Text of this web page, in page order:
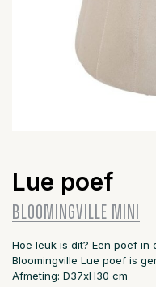
Lue poef
BLOOMINGVILLE MINI
Hoe leuk is dit? Een poef in
Bloomingville Lue poef is
Afmeting: D37xH30 cm